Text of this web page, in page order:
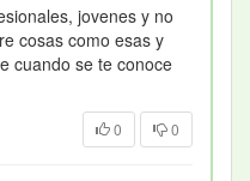
jovenes y no
cosas como esas y
cuando se te conoce
0 0